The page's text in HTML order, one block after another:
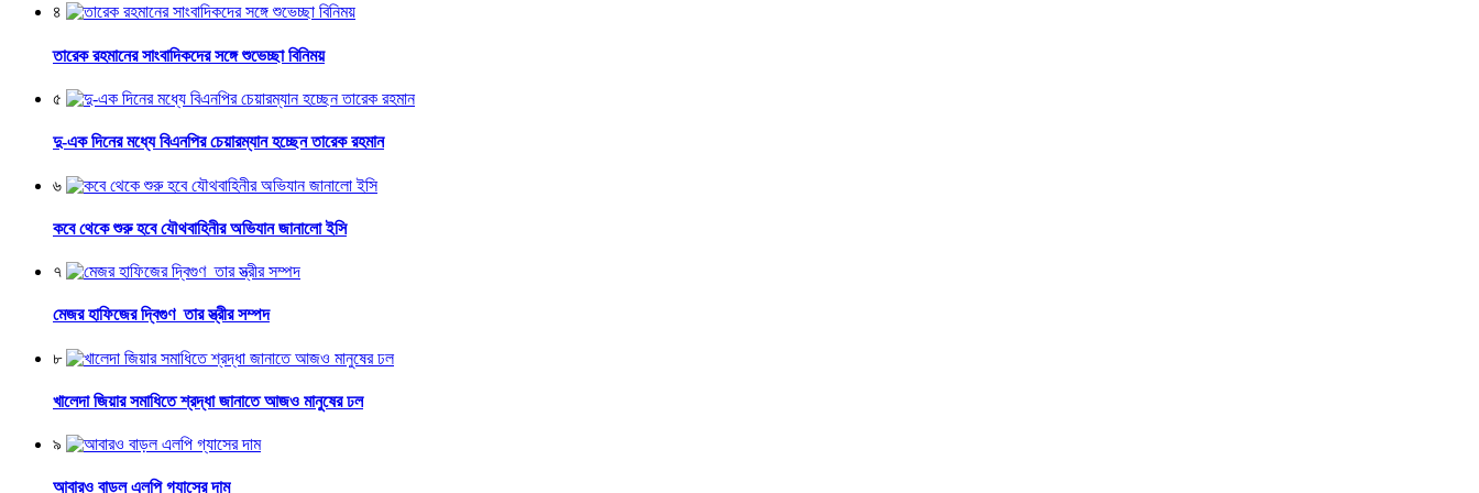
৪
তারেক রহমানের সাংবাদিকদের সঙ্গে শুভেচ্ছা বিনিময়
৫
দু-এক দিনের মধ্যে বিএনপির চেয়ারম্যান হচ্ছেন তারেক রহমান
৬
কবে থেকে শুরু হবে যৌথবাহিনীর অভিযান জানালো ইসি
৭
মেজর হাফিজের দ্বিগুণ তার স্ত্রীর সম্পদ
৮
খালেদা জিয়ার সমাধিতে শ্রদ্ধা জানাতে আজও মানুষের ঢল
৯
আবারও বাড়ল এলপি গ্যাসের দাম